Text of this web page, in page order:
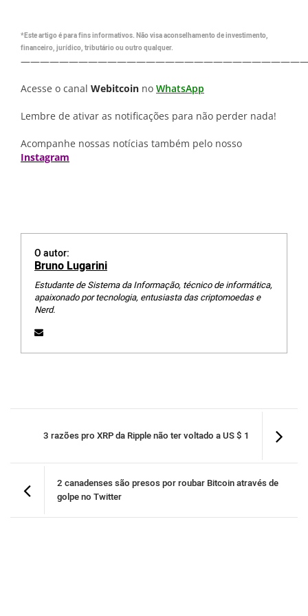
*Este artigo é para fins informativos. Não visa aconselhamento de investimento,
financeiro, jurídico, tributário ou outro qualquer.
Acesse o canal Webitcoin no WhatsApp
Lembre de ativar as notificações para não perder nada!
Acompanhe nossas notícias também pelo nosso
Instagram
O autor:
Bruno Lugarini
Estudante de Sistema da Informação, técnico de informática,
apaixonado por tecnologia, entusiasta das criptomoedas e
Nerd.
3 razões pro XRP da Ripple não ter voltado a US $ 1
2 canadenses são presos por roubar Bitcoin através de
golpe no Twitter